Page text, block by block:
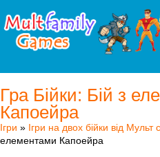
Гра Бійки: Бій з
Капоейра
Ігри » Ігри на двох бійки від Мульт
елементами Капоейра